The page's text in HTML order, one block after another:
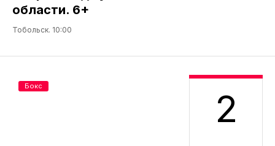
области. 6+
Тобольск. 10:00
2
Бокс